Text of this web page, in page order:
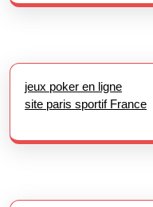
jeux poker en ligne
site paris sportif France